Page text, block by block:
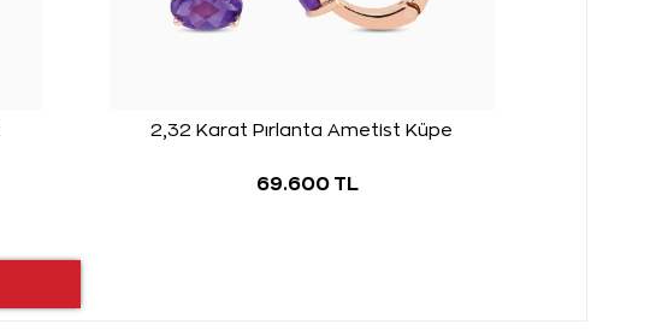
2,32 Karat Pırlanta Ametist Küpe
69.600 TL